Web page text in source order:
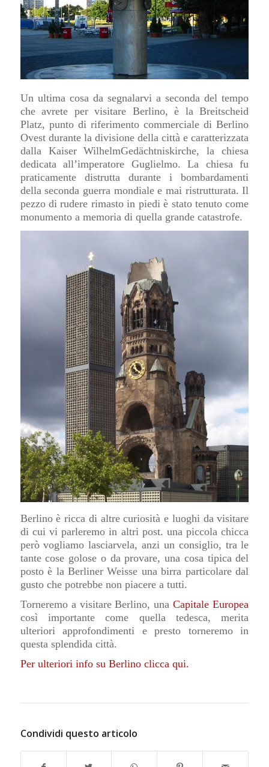
Un ultima cosa da segnalarvi a seconda del tempo
che avrete per visitare Berlino, è la Breitscheid
Platz, punto di riferimento commerciale di Berlino
Ovest durante la divisione della città e caratterizzata
dalla Kaiser WilhelmGedächtniskirche, la chiesa
dedicata all’imperatore Guglielmo. La chiesa fu
praticamente distrutta durante i bombardamenti
della seconda guerra mondiale e mai ristrutturata. Il
pezzo di rudere rimasto in piedi è stato tenuto come
monumento a memoria di quella grande catastrofe.
Berlino è ricca di altre curiosità e luoghi da visitare
di cui vi parleremo in altri post. una piccola chicca
però vogliamo lasciarvela, anzi un consiglio, tra le
tante cose golose o da provare, una cosa tipica del
posto è la Berliner Weisse una birra particolare dal
gusto che potrebbe non piacere a tutti.
Torneremo a visitare Berlino, unaCapitale Europea
così importante come quella tedesca, merita
ulteriori approfondimenti e presto torneremo in
questa splendida città.
Per ulteriori info su Berlino clicca qui.
Condividi questo articolo